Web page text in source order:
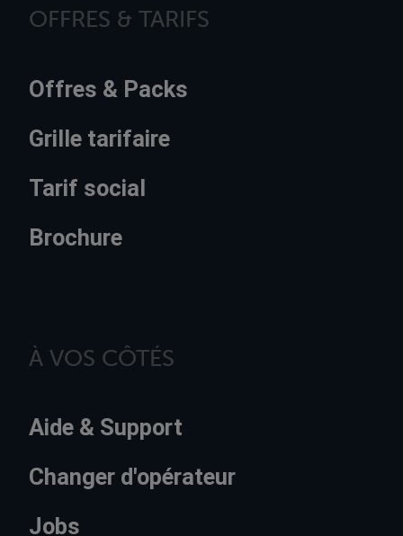
OFFRES & TARIFS
Offres & Packs
Grille tarifaire
Tarif social
Brochure
À VOS CÔTÉS
Aide & Support
Changer d'opérateur
Jobs